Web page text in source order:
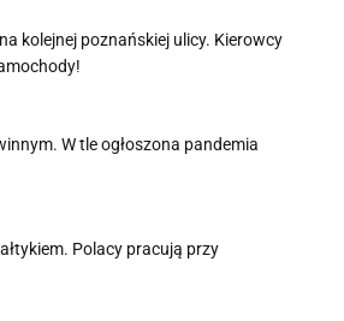
kolejnej poznańskiej ulicy. Kierowcy
W tle ogłoszona pandemia
Polacy pracują przy